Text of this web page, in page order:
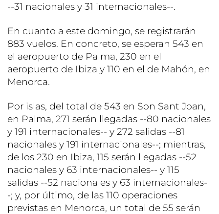
--31 nacionales y 31 internacionales--.
En cuanto a este domingo, se registrarán
883 vuelos. En concreto, se esperan 543 en
el aeropuerto de Palma, 230 en el
aeropuerto de Ibiza y 110 en el de Mahón, en
Menorca.
Por islas, del total de 543 en Son Sant Joan,
en Palma, 271 serán llegadas --80 nacionales
y 191 internacionales-- y 272 salidas --81
nacionales y 191 internacionales--; mientras,
de los 230 en Ibiza, 115 serán llegadas --52
nacionales y 63 internacionales-- y 115
salidas --52 nacionales y 63 internacionales-
-; y, por último, de las 110 operaciones
previstas en Menorca, un total de 55 serán